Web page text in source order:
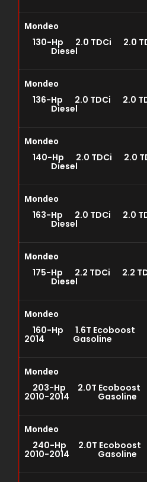
Mondeo
130-Hp 2.0 TDCi 2.0
Diesel
Mondeo
136-Hp 2.0 TDCi 2.0
Diesel
Mondeo
140-Hp 2.0 TDCi 2.0
Diesel
Mondeo
163-Hp 2.0 TDCi 2.0
Diesel
Mondeo
175-Hp 2.2 TDCi 2.2
Diesel
Mondeo
160-Hp 1.6T Ecoboost
2014 Gasoline
Mondeo
203-Hp 2.0T Ecoboost
2010-2014 Gasoline
Mondeo
240-Hp 2.0T Ecoboost
2010-2014 Gasoline